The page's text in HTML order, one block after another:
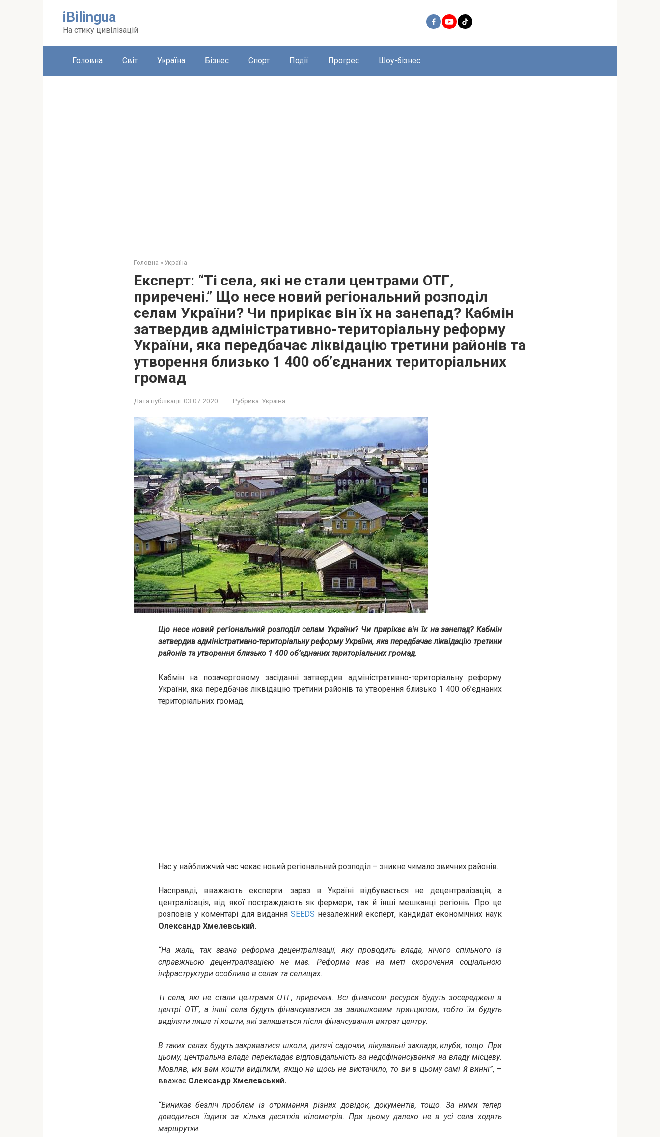
iBilingua
На стику цивілізацій
Головна Світ Україна Бізнес Спорт Події Прогрес Шоу-бізнес
Головна » Україна
Експерт: “Ті села, які не стали центрами ОТГ,
приречені.” Що несе новий регіональний розподіл
селам України? Чи прирікає він їх на занепад? Кабмін
затвердив адміністративно-територіальну реформу
України, яка передбачає ліквідацію третини районів та
утворення близько 1 400 об’єднаних територіальних
громад
Дата публікації: 03.07.2020 Рубрика: Україна
Що несе новий регіональний розподіл селам України? Чи прирікає він їх на занепад? Кабмін
затвердив адміністративно-територіальну реформу України, яка передбачає ліквідацію третини
районів та утворення близько 1 400 об’єднаних територіальних громад.
Кабмін на позачерговому засіданні затвердив адміністративно-територіальну реформу
України, яка передбачає ліквідацію третини районів та утворення близько 1 400 об’єднаних
територіальних громад.
Нас у найближчий час чекає новий регіональний розподіл – зникне чимало звичних районів.
Насправді, вважають експерти. зараз в Україні відбувається не децентралізація, а
централізація, від якої постраждають як фермери, так й інші мешканці регіонів. Про це
розповів у коментарі для видання SEEDS незалежний експерт, кандидат економічних наук
Олександр Хмелевський.
“На жаль, так звана реформа децентралізації, яку проводить влада, нічого спільного із
справжньою децентралізацією не має. Реформа має на меті скорочення соціальною
інфраструктури особливо в селах та селищах.
Ті села, які не стали центрами ОТГ, приречені. Всі фінансові ресурси будуть зосереджені в
центрі ОТГ, а інші села будуть фінансуватися за залишковим принципом, тобто їм будуть
виділяти лише ті кошти, які залишаться після фінансування витрат центру.
В таких селах будуть закриватися школи, дитячі садочки, лікувальні заклади, клуби, тощо. При
цьому, центральна влада перекладає відповідальність за недофінансування на владу місцеву.
Мовляв, ми вам кошти виділили, якщо на щось не вистачило, то ви в цьому самі й винні”, –
вважає Олександр Хмелевський.
“Виникає безліч проблем із отримання різних довідок, документів, тощо. За ними тепер
доводиться їздити за кілька десятків кілометрів. При цьому далеко не в усі села ходять
маршрутки.